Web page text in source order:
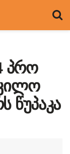
პრო
კილო
წუპაკა